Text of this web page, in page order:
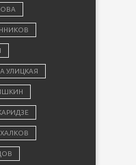
УЛИЦКАЯ